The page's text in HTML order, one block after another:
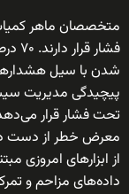
متخصصان ماهر
شدن با سیل
تحت فشار قرار
معرض خطر از دست
از ابزارهای امروزی
داده‌های مزاحم و